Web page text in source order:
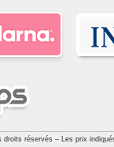
réservés – Les prix